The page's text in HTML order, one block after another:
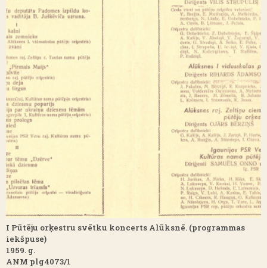
I Pūtēju orķestru svētku koncerts Alūksnē. (programmas
iekšpuse)
1959. g.
ANM plg4073/1